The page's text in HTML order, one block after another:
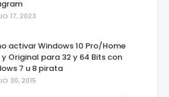
17, 2023
activar Windows 10 Pro/Home
y Original para 32 y 64 Bits con
7 u 8 pirata
30, 2015